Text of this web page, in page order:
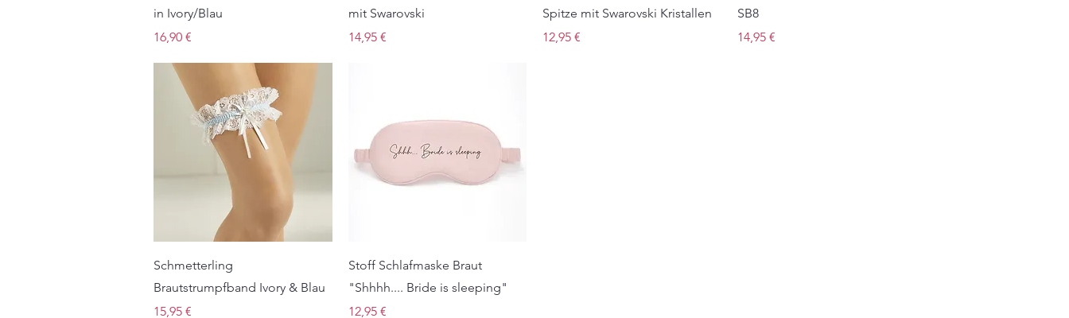
in Ivory/Blau
Preis
16,90 €
mit Swarovski
Preis
14,95 €
Spitze mit Swarovski Kristallen
Preis
12,95 €
SB8
Preis
14,95 €
Schnellansicht
Schmetterling
Brautstrumpfband Ivory & Blau
Preis
15,95 €
Schnellansicht
Stoff Schlafmaske Braut
"Shhhh.... Bride is sleeping"
Preis
12,95 €